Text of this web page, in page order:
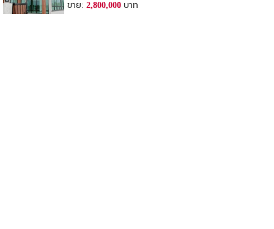
ขาย: 2,800,000บาท